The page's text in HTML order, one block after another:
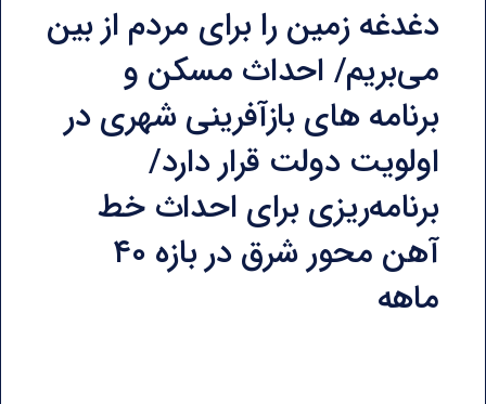
دغدغه زمین را برای مردم از بین
می‌بریم/ احداث مسکن و
برنامه ‌های بازآفرینی شهری در
اولویت دولت قرار دارد/
برنامه‌ریزی برای احداث خط
آهن محور شرق در بازه ۴۰
ماهه